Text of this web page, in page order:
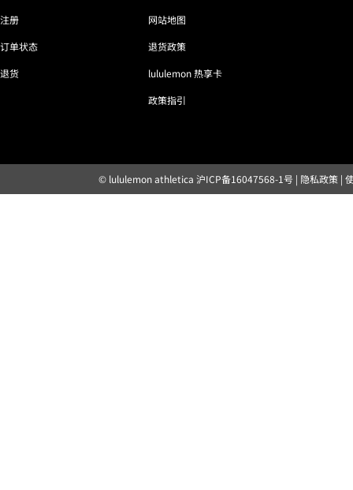
注册
订单状态
退货
网站地图
退货政策
lululemon 热享卡
政策指引
© lululemon athletica 沪ICP备16047568-1号 | 隐私政策|